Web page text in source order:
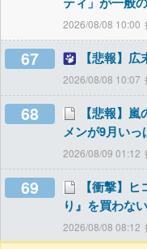
2026/08/08 10:00
67 【悲報】
2026/08/08 10:07
68
【悲報】
メンが9月い
2026/08/09 01:12
69
【衝撃】
り』を買わな
2026/08/08 08:12